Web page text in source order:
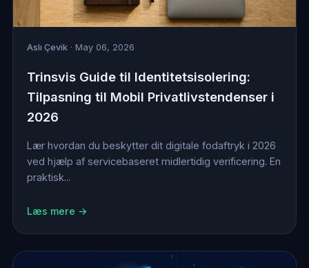
Aslı Çevik· May 06, 2026
Trinsvis Guide til Identitetsisolering:
Tilpasning til Mobil Privatlivstendenser i
2026
Lær hvordan du beskytter dit digitale fodaftryk i 2026
ved hjælp af servicebaseret midlertidig verificering. En
praktisk...
Læs mere →